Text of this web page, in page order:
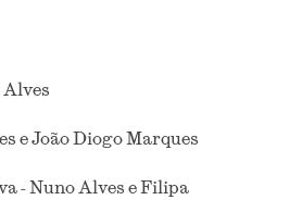
e João Diogo Marques
- Nuno Alves e Filipa